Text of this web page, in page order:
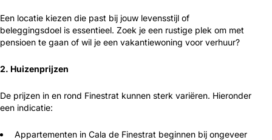
Een locatie kiezen die past bij jouw levensstijl of
beleggingsdoel is essentieel. Zoek je een rustige plek om met
pensioen te gaan of wil je een vakantiewoning voor verhuur?
2. Huizenprijzen
De prijzen in en rond Finestrat kunnen sterk variëren. Hieronder
een indicatie:
Appartementen in Cala de Finestrat beginnen bij ongeveer